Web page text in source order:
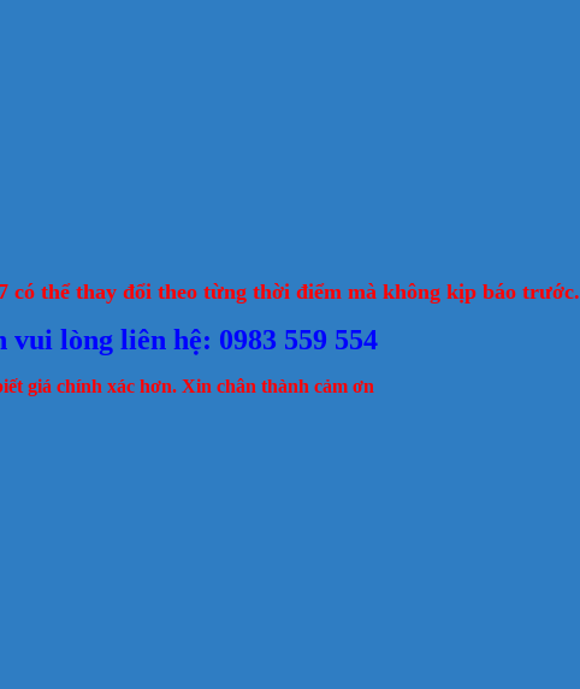
có thể thay đổi theo từng thời điểm mà không kịp báo trước.
vui lòng liên hệ: 0983 559 554
giá chính xác hơn. Xin chân thành cảm ơn